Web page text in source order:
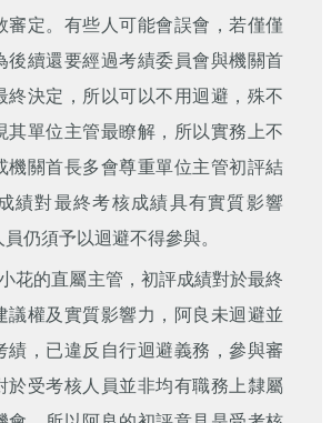
審定。有些人可能會誤會，若僅僅
後續還要經過考績委員會與機關首
終決定，所以可以不用迴避，殊不
其單位主管最瞭解，所以實務上不
機關首長多會尊重單位主管初評結
績對最終考核成績具有實質影響
仍須予以迴避不得參與。
花的直屬主管，初評成績對於最終
議權及實質影響力，阿良未迴避並
績，已違反自行迴避義務，參與審
於受考核人員並非均有職務上隸屬